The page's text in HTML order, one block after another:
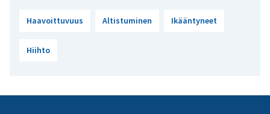
Haavoittuvuus Altistuminen Ikääntyneet
Hiihto